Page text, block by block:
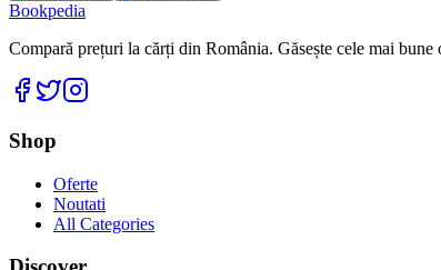
Bookpedia
Compară prețuri la cărți din România. Găsește cele mai
Facebook
Twitter
Shop
Oferte
Noutati
All Categories